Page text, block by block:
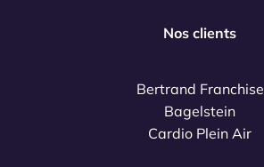
Nos clients
Bertrand Franchise
Bagelstein
Cardio Plein Air